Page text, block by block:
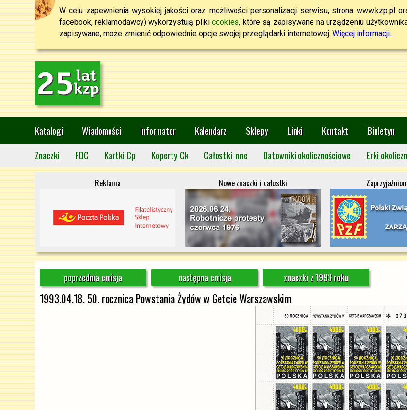
W celu zapewnienia wysokiej jakości oraz możliwości personalizacji serwisu, strona www.kzp.pl
facebook, reklamodawcy) wykorzystują plikicookies, które są zapisywane na urządzeniu
zapisywane, może zmienić odpowiednie opcje swojej przeglądarki internetowej. Więcej informacji...
Katalogi Wiadomości Informator Kalendarz Sklepy Linki Kontakt
Biuletyn
Znaczki
FDC Kartki Cp Koperty Ck Całostki inne Datowniki okolicznościowe Erki
Reklama Nowe znaczki i całostki
poprzednia emisja następna emisja znaczki z 1993 roku
1993.04.18. 50. rocznica Powstania Żydów w Getcie Warszawskim